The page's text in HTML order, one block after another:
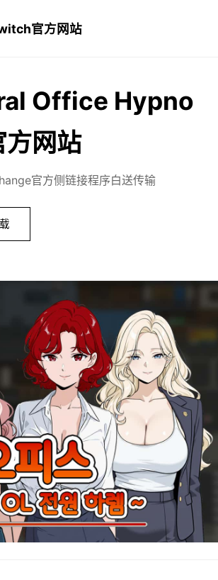
官方网站
Office Hypno
网站
官方侧链接程序白送传输